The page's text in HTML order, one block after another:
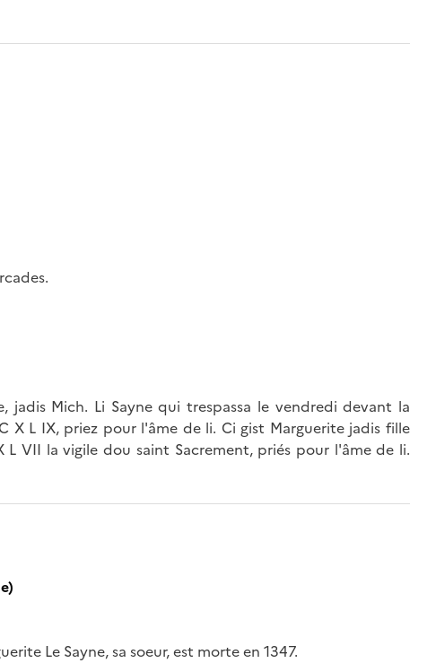
jadis Mich. Li Sayne qui trespassa le vendredi devant la
X L IX, priez pour l'âme de li. Ci gist Marguerite jadis fille
L VII la vigile dou saint Sacrement, priés pour l'âme de li.
Le Sayne, sa soeur, est morte en 1347.